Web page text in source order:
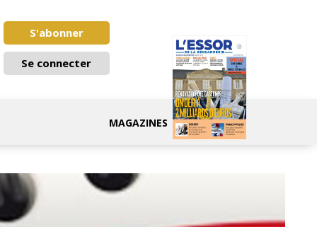
S'abonner
Se connecter
MAGAZINES